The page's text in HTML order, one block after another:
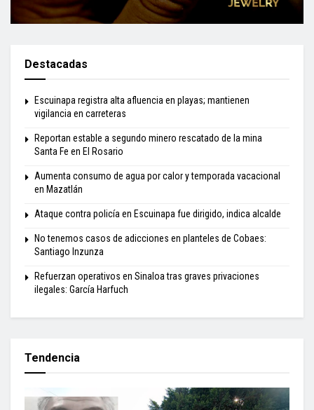
Destacadas
Escuinapa registra alta afluencia en playas; mantienen
vigilancia en carreteras
Reportan estable a segundo minero rescatado de la mina
Santa Fe en El Rosario
Aumenta consumo de agua por calor y temporada vacacional
en Mazatlán
Ataque contra policía en Escuinapa fue dirigido, indica alcalde
No tenemos casos de adicciones en planteles de Cobaes:
Santiago Inzunza
Refuerzan operativos en Sinaloa tras graves privaciones
ilegales: García Harfuch
Tendencia